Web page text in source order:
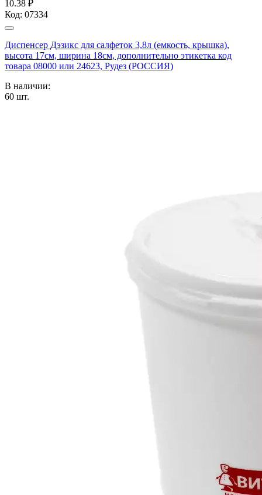
10.38 ₽
Код: 07334
Диспенсер Дэзикс для салфеток 3,8л (емкость, крышка),
высота 17см, ширина 18см, дополнительно этикетка код
товара 08000 или 24623, Рудез (РОССИЯ)
В наличии:
60 шт.